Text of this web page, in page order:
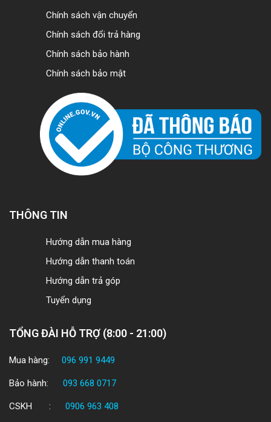
Chính sách vận chuyển
Chính sách đổi trả hàng
Chính sách bảo hành
Chính sách bảo mật
THÔNG TIN
Hướng dẫn mua hàng
Hướng dẫn thanh toán
Hướng dẫn trả góp
Tuyển dụng
TỔNG ĐÀI HỖ TRỢ (8:00 - 21:00)
Mua hàng: 096 991 9449
Bảo hành: 093 668 0717
CSKH : 0906 963 408